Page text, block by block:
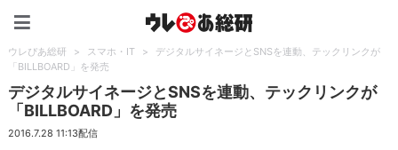
ウレぴあ総研 > スマホ・IT >
デジタルサイネージとSNSを連動、テックリンクが
「BILLBOARD」を発売
デジタルサイネージとSNSを連動、テックリンクが
「BILLBOARD」を発売
2016.7.28 11:13配信